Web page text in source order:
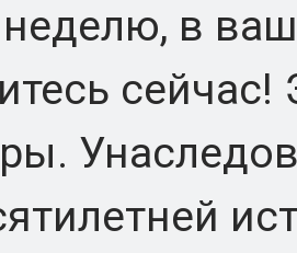
в
сейчас!